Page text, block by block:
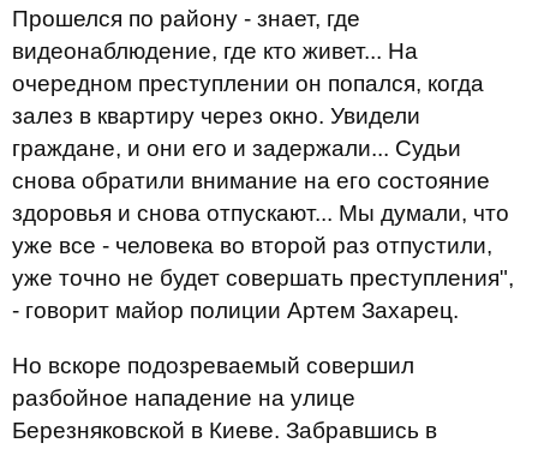
Прошелся по району - знает, где
видеонаблюдение, где кто живет... На
очередном преступлении он попался, когда
залез в квартиру через окно. Увидели
граждане, и они его и задержали... Судьи
снова обратили внимание на его состояние
здоровья и снова отпускают... Мы думали, что
уже все - человека во второй раз отпустили,
уже точно не будет совершать преступления",
- говорит майор полиции Артем Захарец.
Но вскоре подозреваемый совершил
разбойное нападение на улице
Березняковской в Киеве. Забравшись в